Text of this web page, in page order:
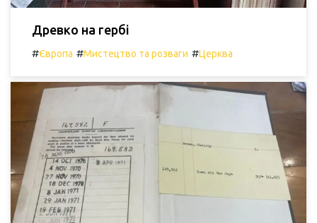
Древко на гербі
#Європа #Мистецтво та розваги #Церква